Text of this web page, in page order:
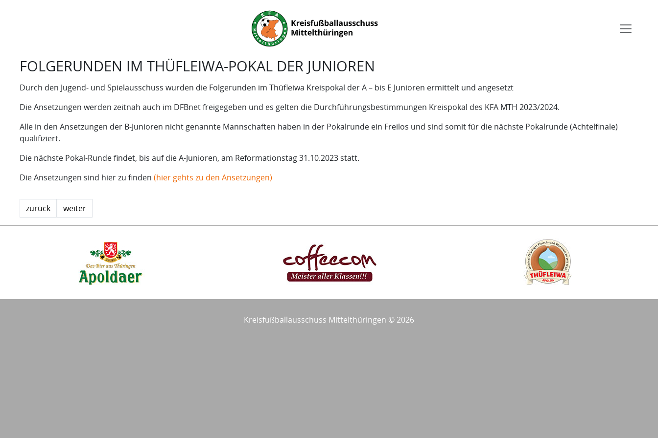
FOLGERUNDEN IM THÜFLEIWA-POKAL DER JUNIOREN
Durch den Jugend- und Spielausschuss wurden die Folgerunden im Thüfleiwa Kreispokal der A – bis E Junioren ermittelt und angesetzt
Die Ansetzungen werden zeitnah auch im DFBnet freigegeben und es gelten die Durchführungsbestimmungen Kreispokal des KFA MTH 2023/2024.
Alle in den Ansetzungen der B-Junioren nicht genannte Mannschaften haben in der Pokalrunde ein Freilos und sind somit für die nächste Pokalrunde (Achtelfinale)
qualifiziert.
Die nächste Pokal-Runde findet, bis auf die A-Junioren, am Reformationstag 31.10.2023 statt.
Die Ansetzungen sind hier zu finden (hier gehts zu den Ansetzungen)
zurück weiter
Kreisfußballausschuss Mittelthüringen © 2026